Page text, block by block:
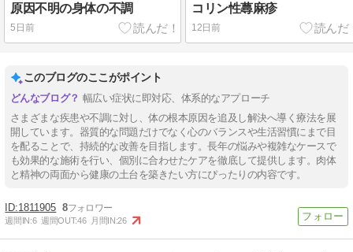
原因不明の身体の不調
5日前
コリン性蕁麻疹
12日前
このブログのここがポイント
幅広い症状に即対応、体系的なアプローチ
さまざまな疾患や不調に対し、体の根本原因を追及し解決へ導く療法を展
開しています。器質的な問題だけでなく心のバランスや生活習慣にまで目
を配ることで、持続的な改善を目指します。長年の悩みや複雑なケースで
も効果的な施術を行い、個別に合わせたケアを徹底して提供します。肉体
と精神の両面から健康の土台を築きたい方にぴったりの内容です。
1811905 8
週間IN:6 週間OUT:46 月間IN:26